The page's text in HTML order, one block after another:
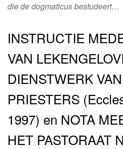
die de dogmaticus bestudeert…
INSTRUCTIE
VAN
DIENSTWERK
PRIESTERS
1997) en NOTA
HET PASTORAAT